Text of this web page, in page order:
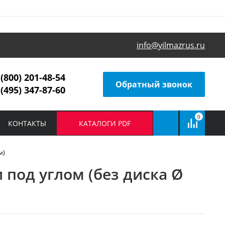
info@yilmazrus.ru
201-48-54
347-87-60
Обратный звонок
КОНТАКТЫ КАТАЛОГИ PDF
0
углом (без диска Ø